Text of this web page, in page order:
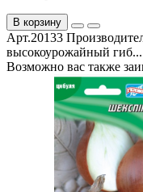
В корзину
Арт.20133
высокоурожайный гиб...
Возможно вас также